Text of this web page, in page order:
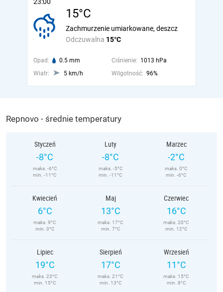
15°C
Odczuwalna 15°C
Zachmurzenie umiarkowane, deszcz
Opad: 0.5 mm Ciśnienie: 1013 hPa
Wiatr:
5 km/h Wilgotność: 96%
Repnovo - średnie temperatury
Styczeń
-8°C
maks. -6°C
min. -11°C
Luty
-8°C
maks. -5°C
min. -11°C
Marzec
-2°C
maks. 0°C
min. -6°C
Kwiecień
6°C
maks. 9°C
min. 0°C
Maj
13°C
maks. 17°C
min. 7°C
Czerwiec
16°C
maks. 20°C
min. 12°C
Lipiec
19°C
maks. 23°C
min. 15°C
Sierpień
17°C
maks. 21°C
min. 13°C
Wrzesień
11°C
maks. 15°C
min. 8°C